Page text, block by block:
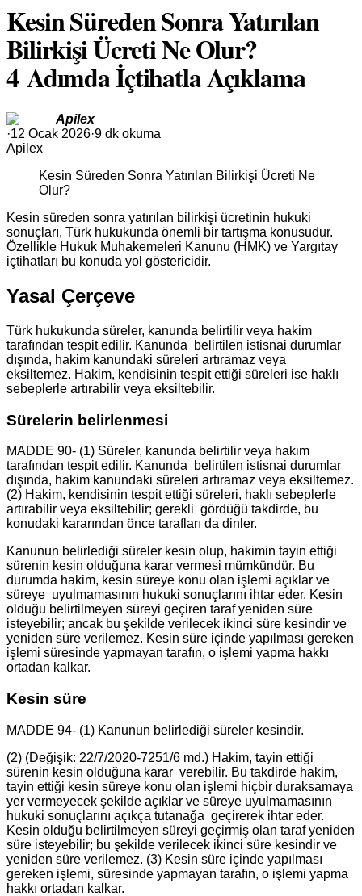
Kesin Süreden Sonra Yatırılan
Bilirkişi Ücreti Ne Olur?
4 Adımda İçtihatla Açıklama
Apilex
·12 Ocak 2026·9 dk okuma
Apilex
Kesin Süreden Sonra Yatırılan Bilirkişi Ücreti Ne
Olur?
Kesin süreden sonra yatırılan bilirkişi ücretinin hukuki
sonuçları, Türk hukukunda önemli bir tartışma konusudur.
Özellikle Hukuk Muhakemeleri Kanunu (HMK) ve Yargıtay
içtihatları bu konuda yol göstericidir.
Yasal Çerçeve
Türk hukukunda süreler, kanunda belirtilir veya hakim
tarafından tespit edilir. Kanunda belirtilen istisnai durumlar
dışında, hakim kanundaki süreleri artıramaz veya
eksiltemez. Hakim, kendisinin tespit ettiği süreleri ise haklı
sebeplerle artırabilir veya eksiltebilir.
Sürelerin belirlenmesi
MADDE 90- (1) Süreler, kanunda belirtilir veya hakim
tarafından tespit edilir. Kanunda belirtilen istisnai durumlar
dışında, hakim kanundaki süreleri artıramaz veya eksiltemez.
(2) Hakim, kendisinin tespit ettiği süreleri, haklı sebeplerle
artırabilir veya eksiltebilir; gerekli gördüğü takdirde, bu
konudaki kararından önce tarafları da dinler.
Kanunun belirlediği süreler kesin olup, hakimin tayin ettiği
sürenin kesin olduğuna karar vermesi mümkündür. Bu
durumda hakim, kesin süreye konu olan işlemi açıklar ve
süreye uyulmamasının hukuki sonuçlarını ihtar eder. Kesin
olduğu belirtilmeyen süreyi geçiren taraf yeniden süre
isteyebilir; ancak bu şekilde verilecek ikinci süre kesindir ve
yeniden süre verilemez. Kesin süre içinde yapılması gereken
işlemi süresinde yapmayan tarafın, o işlemi yapma hakkı
ortadan kalkar.
Kesin süre
MADDE 94- (1) Kanunun belirlediği süreler kesindir.
(2) (Değişik: 22/7/2020-7251/6 md.) Hakim, tayin ettiği
sürenin kesin olduğuna karar verebilir. Bu takdirde hakim,
tayin ettiği kesin süreye konu olan işlemi hiçbir duraksamaya
yer vermeyecek şekilde açıklar ve süreye uyulmamasının
hukuki sonuçlarını açıkça tutanağa geçirerek ihtar eder.
Kesin olduğu belirtilmeyen süreyi geçirmiş olan taraf yeniden
süre isteyebilir; bu şekilde verilecek ikinci süre kesindir ve
yeniden süre verilemez. (3) Kesin süre içinde yapılması
gereken işlemi, süresinde yapmayan tarafın, o işlemi yapma
hakkı ortadan kalkar.